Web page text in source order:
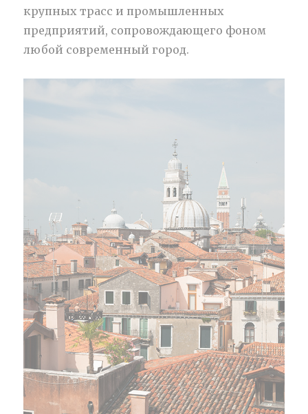
крупных трасс и промышленных
предприятий, сопровождающего фоном
любой современный город.